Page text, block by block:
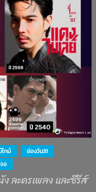
ไทม์
ช่องวัน31
อ
ละครเพลง และซีรีส์